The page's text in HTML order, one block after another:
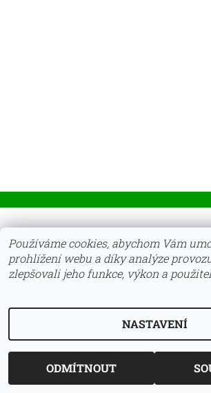
2026 © BIO Fitos, všechna práva vyhrazena
cookies
Vytvořil Shoptet
Používáme cookies, abychom Vám
prohlížení webu a díky analýze
zlepšovali jeho funkce, výkon a
NASTAVENÍ
ODMÍTNOUT